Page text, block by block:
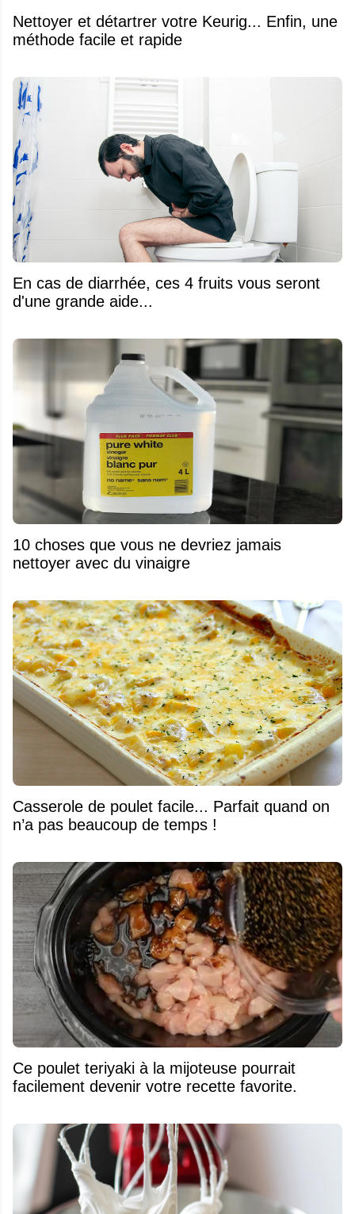
Nettoyer et détartrer votre Keurig... Enfin, une
méthode facile et rapide
En cas de diarrhée, ces 4 fruits vous seront
d'une grande aide...
10 choses que vous ne devriez jamais
nettoyer avec du vinaigre
Casserole de poulet facile... Parfait quand on
n’a pas beaucoup de temps !
Ce poulet teriyaki à la mijoteuse pourrait
facilement devenir votre recette favorite.